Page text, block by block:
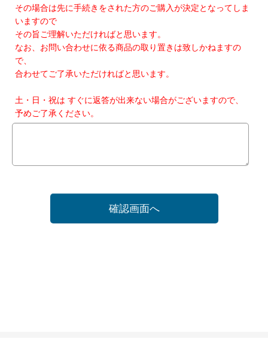
その場合は先に手続きをされた方のご購入が決定となってしま
いますので
その旨ご理解いただければと思います。
なお、お問い合わせに依る商品の取り置きは致しかねますの
で、
合わせてご了承いただければと思います。
土・日・祝は すぐに返答が出来ない場合がございますので、
予めご了承ください。
確認画面へ